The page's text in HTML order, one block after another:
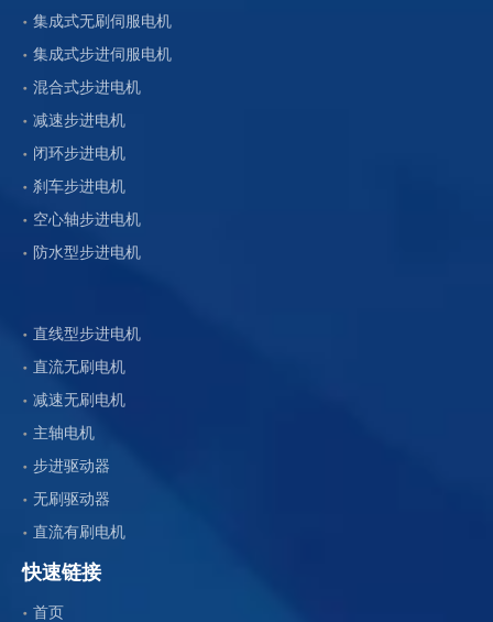
集成式无刷伺服电机
集成式步进伺服电机
混合式步进电机
减速步进电机
闭环步进电机
刹车步进电机
空心轴步进电机
防水型步进电机
直线型步进电机
直流无刷电机
减速无刷电机
主轴电机
步进驱动器
无刷驱动器
直流有刷电机
快速链接
首页